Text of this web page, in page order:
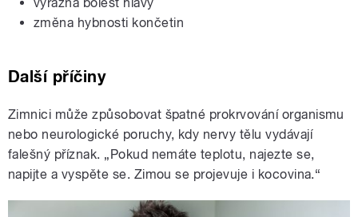
výrazná bolest hlavy
změna hybnosti končetin
Další příčiny
Zimnici může způsobovat špatné prokrvování organismu
nebo neurologické poruchy, kdy nervy tělu vydávají
falešný příznak. „Pokud nemáte teplotu, najezte se,
napijte a vyspěte se. Zimou se projevuje i kocovina.“